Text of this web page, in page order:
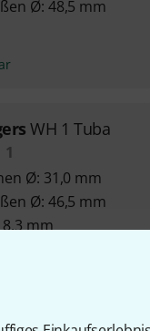
Ø: 48,5 mm
WH 1 Tuba
1
Ø: 31,0 mm
Ø: 46,5 mm
mm
WH 3 Tuba